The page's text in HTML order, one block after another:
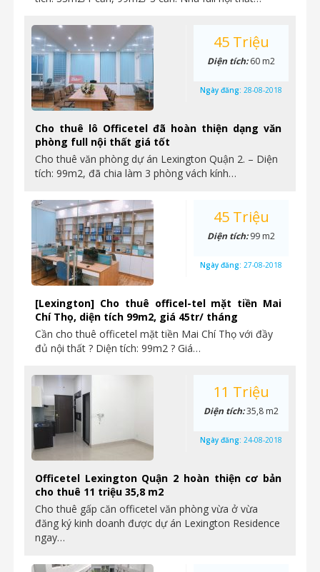
Cho thuê lô Officetel đã hoàn thiện dạng văn
phòng full nội thất giá tốt
Cho thuê văn phòng dự án Lexington Quận 2. – Diện
tích: 99m2, đã chia làm 3 phòng vách kính…
45 Triệu
Diện tích:60 m2
Ngày đăng: 28-08-2018
[Lexington] Cho thuê officel-tel mặt tiền Mai
Chí Thọ, diện tích 99m2, giá 45tr/ tháng
Cần cho thuê officetel mặt tiền Mai Chí Thọ với đầy
đủ nội thất ? Diện tích: 99m2 ? Giá…
45 Triệu
Diện tích:99 m2
Ngày đăng: 27-08-2018
Officetel Lexington Quận 2 hoàn thiện cơ bản
cho thuê 11 triệu 35,8 m2
Cho thuê gấp căn officetel văn phòng vừa ở vừa
đăng ký kinh doanh được dự án Lexington Residence
ngay…
11 Triệu
Diện tích:35,8 m2
Ngày đăng: 24-08-2018